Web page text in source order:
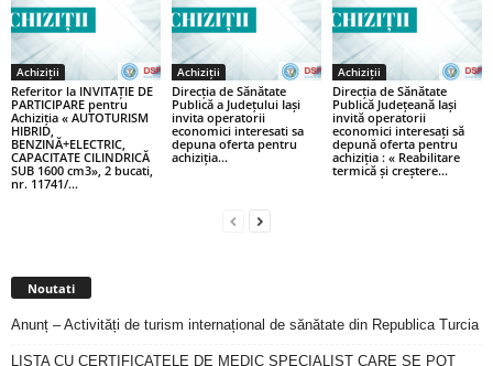
Achiziții
Referitor la INVITAȚIE DE
PARTICIPARE pentru
Achiziția « AUTOTURISM
HIBRID,
BENZINĂ+ELECTRIC,
CAPACITATE CILINDRICĂ
SUB 1600 cm3», 2 bucati,
nr. 11741/...
Achiziții
Direcția de Sănătate
Publică a Județului Iași
invita operatorii
economici interesati sa
depuna oferta pentru
achiziția...
Achiziții
Direcția de Sănătate
Publică Județeană Iași
invită operatorii
economici interesați să
depună oferta pentru
achiziția : « Reabilitare
termică și creștere...
Noutati
Anunț – Activități de turism internațional de sănătate din Republica Turcia
LISTA CU CERTIFICATELE DE MEDIC SPECIALIST CARE SE POT